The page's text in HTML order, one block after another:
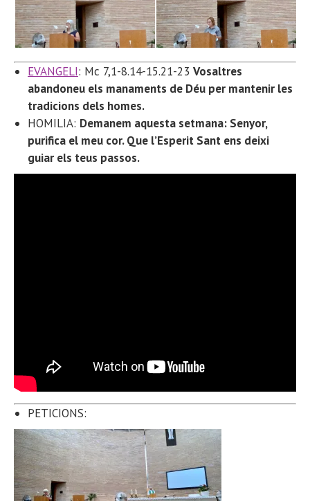
EVANGELI: Mc 7,1-8.14-15.21-23 Vosaltres
abandoneu els manaments de Déu per mantenir les
tradicions dels homes.
HOMILIA: Demanem aquesta setmana: Senyor,
purifica el meu cor. Que l’Esperit Sant ens deixi
guiar els teus passos.
PETICIONS: